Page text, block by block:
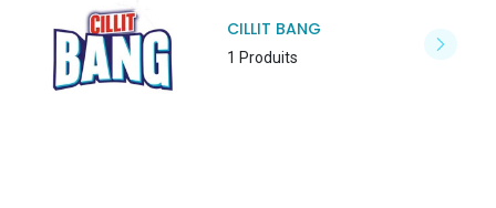
CILLIT BANG
1 Produits